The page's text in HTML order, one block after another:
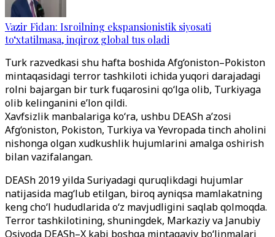
Vazir Fidan: Isroilning ekspansionistik siyosati
to‘xtatilmasa, inqiroz global tus oladi
Turk razvedkasi shu hafta boshida Afg‘oniston–Pokiston
mintaqasidagi terror tashkiloti ichida yuqori darajadagi
rolni bajargan bir turk fuqarosini qo‘lga olib, Turkiyaga
olib kelinganini e’lon qildi.
Xavfsizlik manbalariga ko‘ra, ushbu DEASh a’zosi
Afg‘oniston, Pokiston, Turkiya va Yevropada tinch aholini
nishonga olgan xudkushlik hujumlarini amalga oshirish
bilan vazifalangan.
DEASh 2019 yilda Suriyadagi quruqlikdagi hujumlar
natijasida mag‘lub etilgan, biroq ayniqsa mamlakatning
keng cho‘l hududlarida o‘z mavjudligini saqlab qolmoqda.
Terror tashkilotining, shuningdek, Markaziy va Janubiy
Osiyoda DEASh–X kabi boshqa mintaqaviy bo‘linmalari